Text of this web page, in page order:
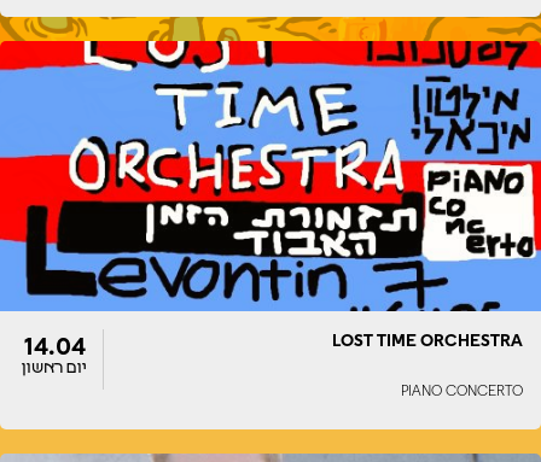
דלתות
22:00
הופעה
LOST TIME ORCHESTRA
PIANO CONCERTO
14.04
יום ראשון